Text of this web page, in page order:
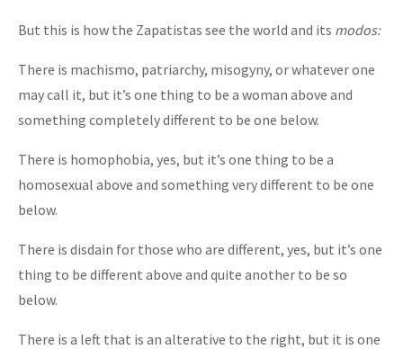
But this is how the Zapatistas see the world and its modos:
There is machismo, patriarchy, misogyny, or whatever one
may call it, but it’s one thing to be a woman above and
something completely different to be one below.
There is homophobia, yes, but it’s one thing to be a
homosexual above and something very different to be one
below.
There is disdain for those who are different, yes, but it’s one
thing to be different above and quite another to be so
below.
There is a left that is an alterative to the right, but it is one